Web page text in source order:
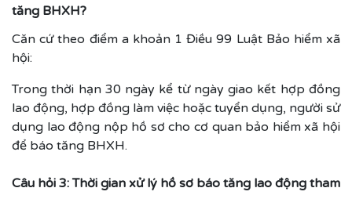
tăng BHXH?
Căn cứ theo điểm a khoản 1 Điều 99 Luật Bảo hiểm xã
hội:
Trong thời hạn 30 ngày kể từ ngày giao kết hợp đồng
lao động, hợp đồng làm việc hoặc tuyển dụng, người sử
dụng lao động nộp hồ sơ cho cơ quan bảo hiểm xã hội
để báo tăng BHXH.
Câu hỏi 3: Thời gian xử lý hồ sơ báo tăng lao động tham